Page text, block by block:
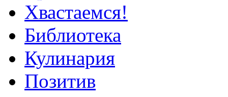
Хвастаемся!
Библиотека
Кулинария
Позитив